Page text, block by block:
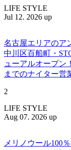
LIFE STYLE
Jul 12. 2026 up
名古屋エリアのア
中川区百船町・
ューアルオープン
までのナイター営
2
LIFE STYLE
Aug 07. 2026 up
メリノウール100